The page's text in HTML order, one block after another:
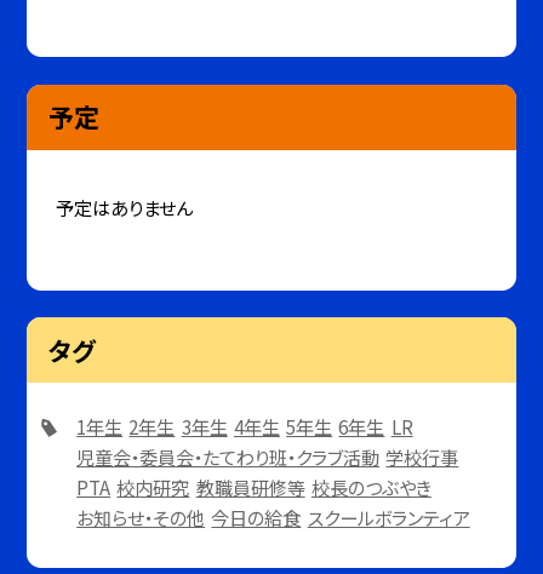
予定
予定はありません
タグ
1年生 2年生 3年生 4年生 5年生 6年生 LR
児童会・委員会・たてわり班・クラブ活動 学校行事
PTA 校内研究 教職員研修等 校長のつぶやき
お知らせ・その他 今日の給食 スクールボランティア